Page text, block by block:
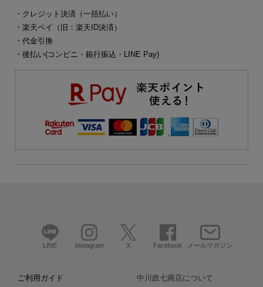
・クレジット決済（一括払い）
・楽天ペイ（旧：楽天ID決済）
・代金引換
・後払い(コンビニ・銀行振込・LINE Pay)
LINE Instagram X Facebook メールマガジン
ご利用ガイド 中川政七商店について